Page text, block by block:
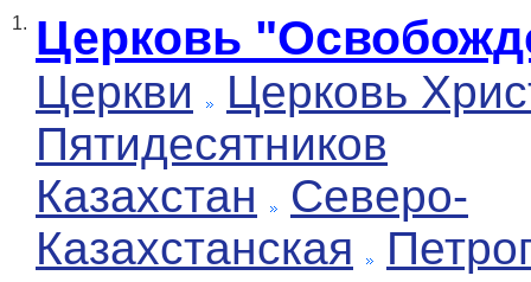
1. Церковь
Церкви
Церковь
Пятидесятников
Казахстан
Северо-
Казахстанская